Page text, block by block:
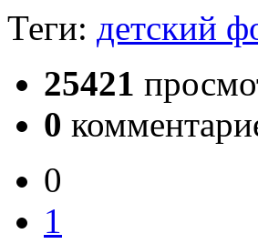
Теги: детский
25421
0
0
1